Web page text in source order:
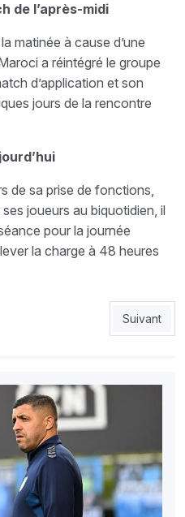
de l’après-midi
matinée à cause d’une
a réintégré le groupe
d’application et son
jours de la rencontre
de sa prise de fonctions,
joueurs au biquotidien, il
pour la journée
la charge à 48 heures
et Medjani défient Ghoulam
Article
Suivant